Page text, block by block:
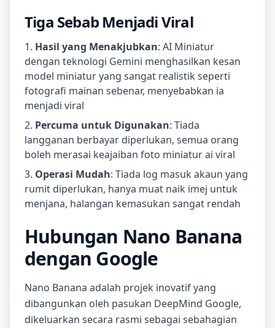
Tiga Sebab Menjadi Viral
Hasil yang Menakjubkan: AI Miniatur
dengan teknologi Gemini menghasilkan kesan
model miniatur yang sangat realistik seperti
fotografi mainan sebenar, menyebabkan ia
menjadi viral
Percuma untuk Digunakan: Tiada
langganan berbayar diperlukan, semua orang
boleh merasai keajaiban foto miniatur ai viral
Operasi Mudah: Tiada log masuk akaun yang
rumit diperlukan, hanya muat naik imej untuk
menjana, halangan kemasukan sangat rendah
Hubungan Nano Banana
dengan Google
Nano Banana adalah projek inovatif yang
dibangunkan oleh pasukan DeepMind Google,
dikeluarkan secara rasmi sebagai sebahagian